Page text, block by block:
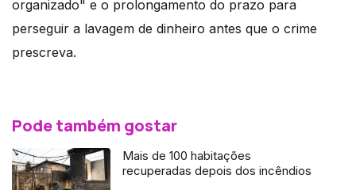
organizado" e o prolongamento do prazo para
perseguir a lavagem de dinheiro antes que o crime
prescreva.
Pode também gostar
Mais de 100 habitações
recuperadas depois dos incêndios